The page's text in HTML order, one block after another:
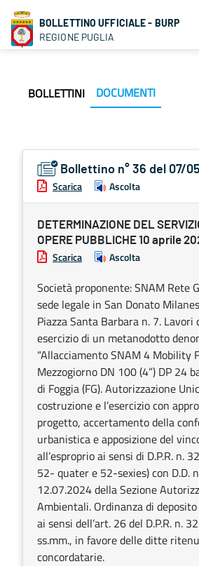
BOLLETTINO UFFICIALE - BURP
REGIONE PUGLIA
BOLLETTINI DOCUMENTI
Bollettino n° 36 del 07/
Scarica Ascolta
DETERMINAZIONE DEL
OPERE PUBBLICHE 10 aprile
Scarica Ascolta
Società proponente: SNAM Rete
sede legale in San Donato
Piazza Santa Barbara n. 7.
esercizio di un metanodotto
“Allacciamento SNAM 4 Mobility
Mezzogiorno DN 100 (4”) DP 24
di Foggia (FG). Autorizzazione
costruzione e l’esercizio con
progetto, accertamento della
urbanistica e apposizione del
all’esproprio ai sensi di D.P.R. n.
52- quater e 52-sexies) con D.D.
12.07.2024 della Sezione
Ambientali. Ordinanza di
ai sensi dell’art. 26 del D.P.R. n.
ss.mm., in favore delle ditte
concordatarie.